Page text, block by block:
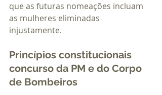
que as futuras nomeações incluam
as mulheres eliminadas
injustamente.
Princípios constitucionais
concurso da PM e do Corpo
de Bombeiros